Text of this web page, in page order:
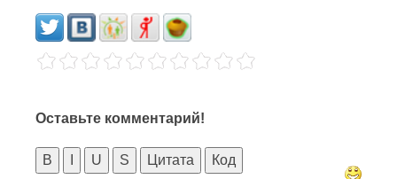
Оставьте комментарий!
B U S Цитата Код